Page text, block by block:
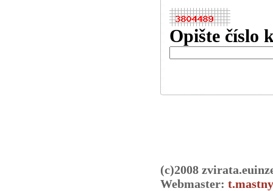
Opište číslo
(c)2008
Webmaster: